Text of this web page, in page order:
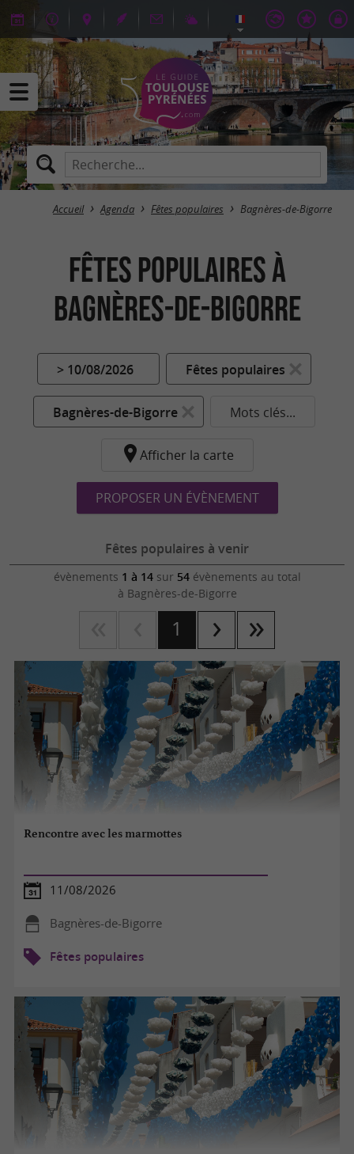
Accueil Agenda Fêtes populaires Bagnères-de-Bigorre
Fêtes populaires à
Bagnères-de-Bigorre
> 10/08/2026 Fêtes populaires
Bagnères-de-Bigorre Mots clés...
Afficher la carte
PROPOSER UN ÉVÈNEMENT
Fêtes populaires à venir
évènements 1 à 14sur 54évènements au total
à Bagnères-de-Bigorre
1
Rencontre avec les marmottes
11/08/2026
Bagnères-de-Bigorre
Fêtes populaires